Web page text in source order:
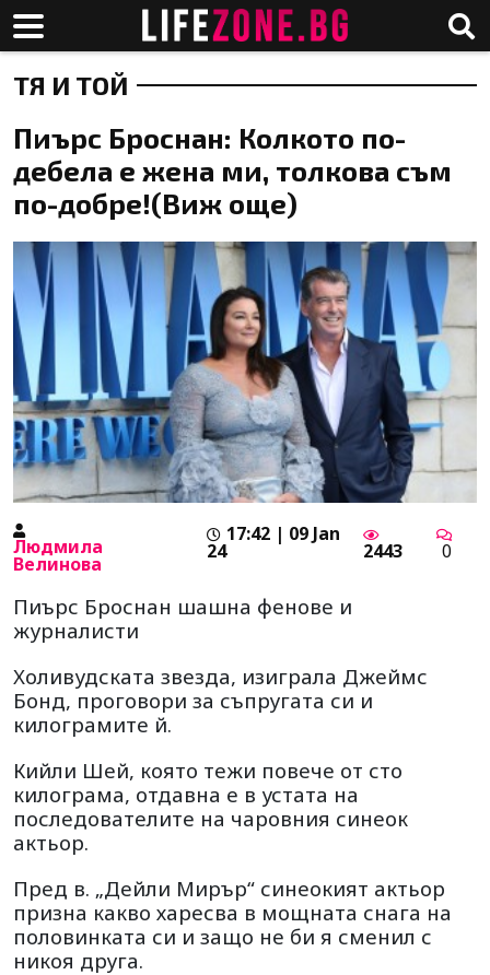
ТЯ И ТОЙ
Пиърс Броснан: Колкото по-
дебела е жена ми, толкова съм
по-добре!(Виж още)
Людмила
Велинова
17:42 | 09 Jan
24 2443 0
Пиърс Броснан шашна фенове и
журналисти
Холивудската звезда, изиграла Джеймс
Бонд, проговори за съпругата си и
килограмите й.
Кийли Шей, която тежи повече от сто
килограма, отдавна е в устата на
последователите на чаровния синеок
актьор.
Пред в. „Дейли Мирър“ синеокият актьор
призна какво харесва в мощната снага на
половинката си и защо не би я сменил с
никоя друга.